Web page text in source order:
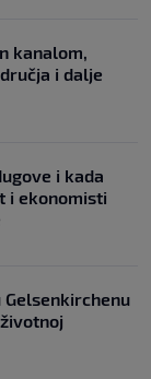
kanalom,
i dalje
i kada
i ekonomisti